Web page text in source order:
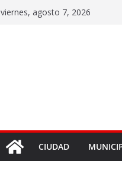
viernes, agosto 7, 2026
CIUDAD